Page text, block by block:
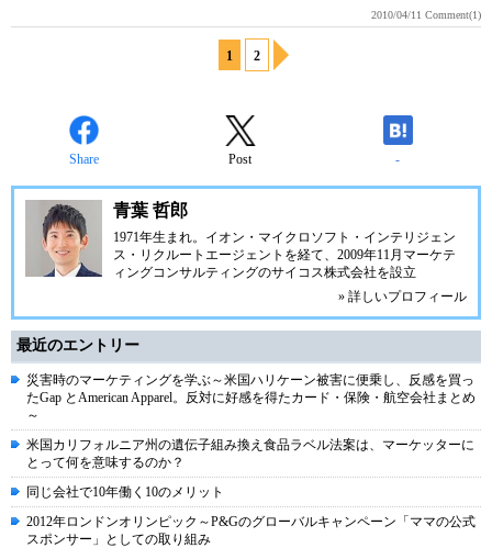
2010/04/11 Comment(1)
1 2
Share Post -
青葉 哲郎
1971年生まれ。イオン・マイクロソフト・インテリジェン
ス・リクルートエージェントを経て、2009年11月 マーケテ
ィングコンサルティングのサイコス株式会社を設立
» 詳しいプロフィール
最近のエントリー
災害時のマーケティングを学ぶ～米国ハリケーン被害に便乗し、反感を買っ
たGap とAmerican Apparel。反対に好感を得たカード・保険・航空会社まとめ
～
米国カリフォルニア州の遺伝子組み換え食品ラベル法案は、マーケッターに
とって何を意味するのか？
同じ会社で10年働く10のメリット
2012年ロンドンオリンピック～P&Gのグローバルキャンペーン「ママの公式
スポンサー」としての取り組み